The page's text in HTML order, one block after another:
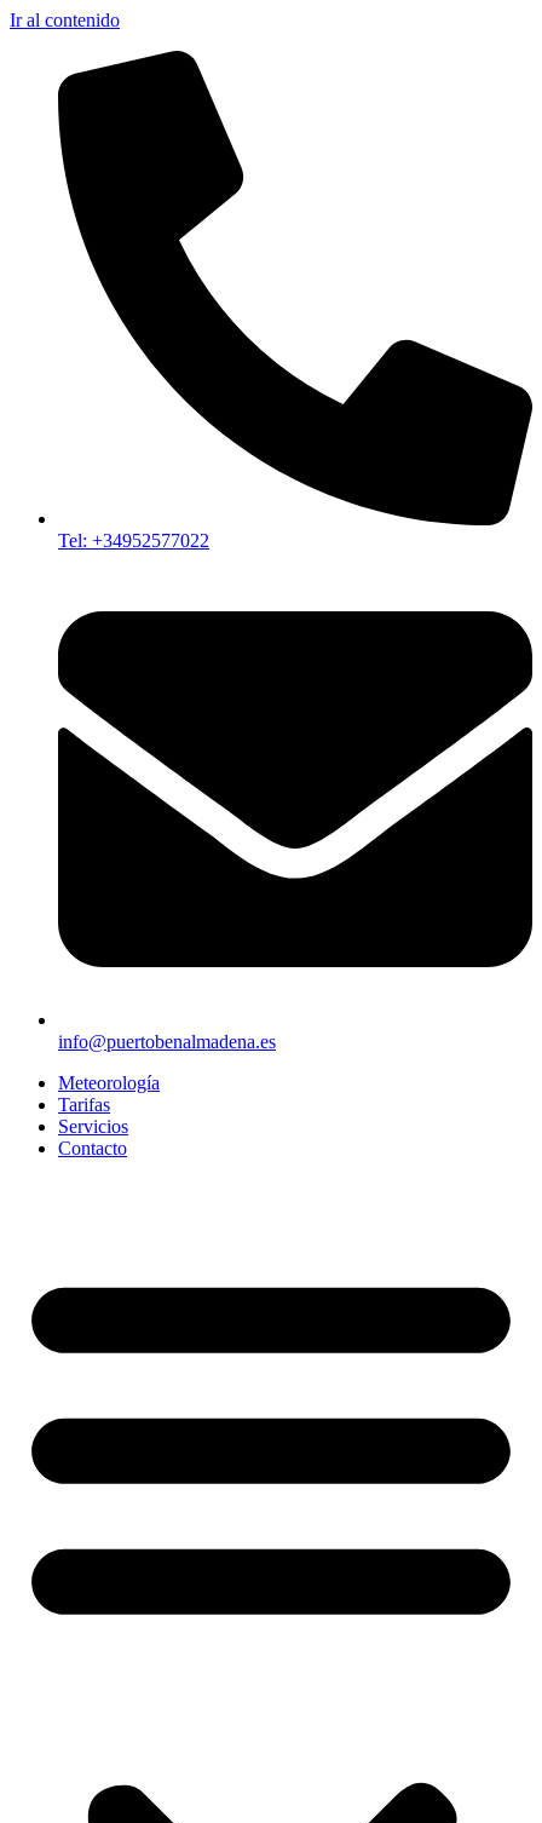
Ir al contenido
Tel: +34952577022
info@puertobenalmadena.es
Meteorología
Tarifas
Servicios
Contacto